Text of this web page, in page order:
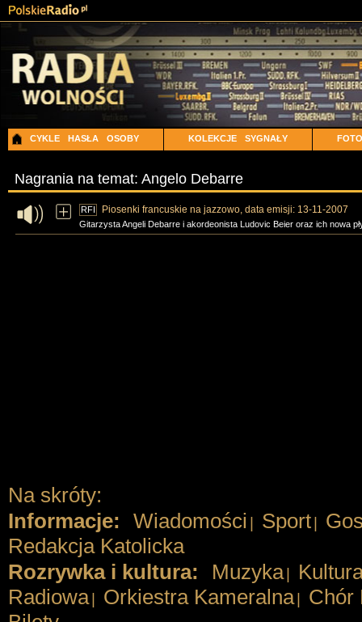
CYKLE HASŁA OSOBY KOLEKCJE SYGNAŁY FOTO
Nagrania na temat: Angelo Debarre
RFI Piosenki francuskie na jazzowo, data emisji: 13-11-2007
Gitarzysta Angeli Debarre i akordeonista Ludovic Beier oraz ich nowa
Na skróty:
Informacje: Wiadomości Sport
Redakcja Katolicka
Rozrywka i kultura:
Muzyka
Radiowa
Orkiestra Kameralna
Chór